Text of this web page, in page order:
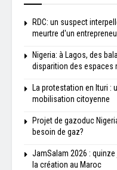
RDC: un suspect
meurtre d'un
Nigeria: à Lagos, des
disparition des espaces
La protestation en Ituri :
mobilisation citoyenne
Projet de gazoduc
besoin de gaz?
JamSalam 2026 :
la création au Maroc